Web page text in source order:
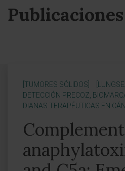
[TUMORES SÓLIDOS]
DETECCIÓN PRECOZ,
DIANAS TERAPÉUTICAS EN
Complement